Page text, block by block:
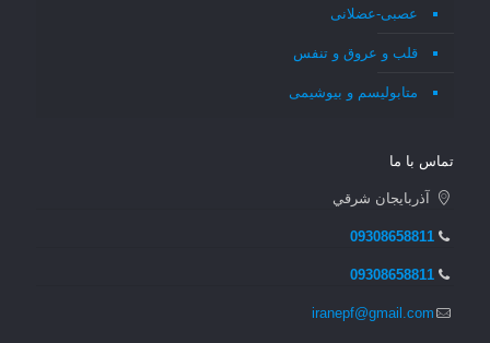
عصبی-عضلانی
قلب و عروق و تنفس
متابولیسم و بیوشیمی
تماس با ما
آذربايجان شرقي
09308658811
09308658811
iranepf@gmail.com